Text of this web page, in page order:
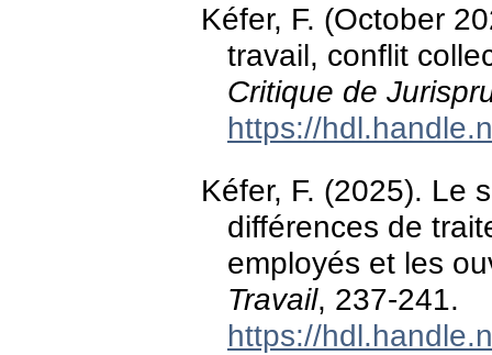
Kéfer, F. (October
travail, conflit
Critique de
https://
Kéfer, F. (2025). Le
différences de
employés et les
Travail, 237-241.
https://